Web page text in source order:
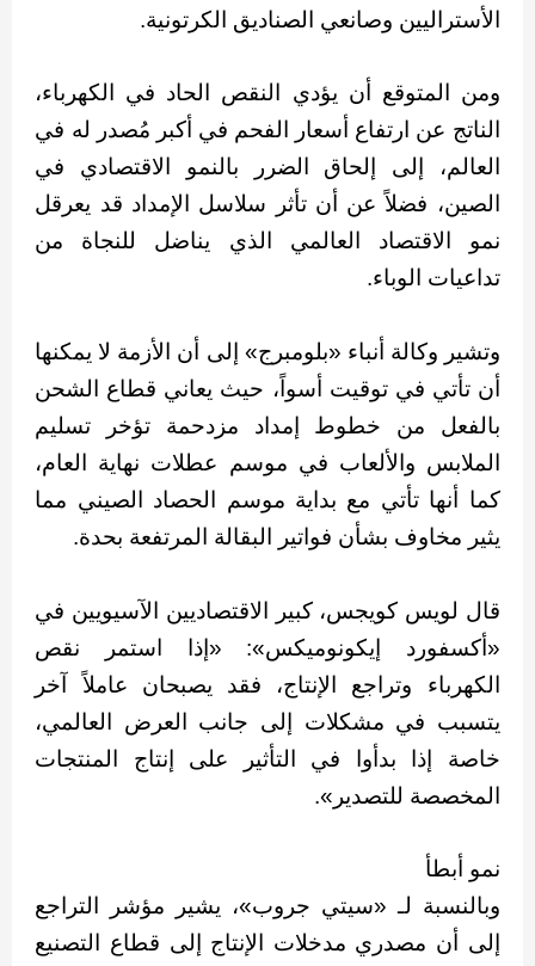
الأستراليين وصانعي الصناديق الكرتونية.
ومن المتوقع أن يؤدي النقص الحاد في الكهرباء،
الناتج عن ارتفاع أسعار الفحم في أكبر مُصدر له في
العالم، إلى إلحاق الضرر بالنمو الاقتصادي في
الصين، فضلاً عن أن تأثر سلاسل الإمداد قد يعرقل
نمو الاقتصاد العالمي الذي يناضل للنجاة من
تداعيات الوباء.
وتشير وكالة أنباء «بلومبرج» إلى أن الأزمة لا يمكنها
أن تأتي في توقيت أسواً، حيث يعاني قطاع الشحن
بالفعل من خطوط إمداد مزدحمة تؤخر تسليم
الملابس والألعاب في موسم عطلات نهاية العام،
كما أنها تأتي مع بداية موسم الحصاد الصيني مما
يثير مخاوف بشأن فواتير البقالة المرتفعة بحدة.
قال لويس كويجس، كبير الاقتصاديين الآسيويين في
«أكسفورد إيكونوميكس»: «إذا استمر نقص
الكهرباء وتراجع الإنتاج، فقد يصبحان عاملاً آخر
يتسبب في مشكلات إلى جانب العرض العالمي،
خاصة إذا بدأوا في التأثير على إنتاج المنتجات
المخصصة للتصدير».
نمو أبطأ
وبالنسبة لـ «سيتي جروب»، يشير مؤشر التراجع
إلى أن مصدري مدخلات الإنتاج إلى قطاع التصنيع